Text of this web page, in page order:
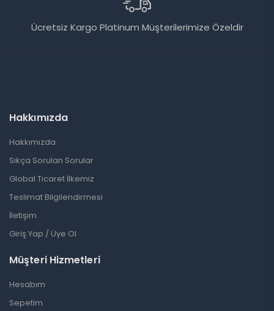
Özeldir 7/24 (Platinium
WhatsApp Chat
Hakkımızda
Hakkımızda
Sıkça Sorulan Sorular
Global Ticaret İlkemiz
Teslimat Bilgilendirmesi
İletişim
Giriş Yap / Üye Ol
Müşteri Hizmetleri
Hesabım
Sepetim